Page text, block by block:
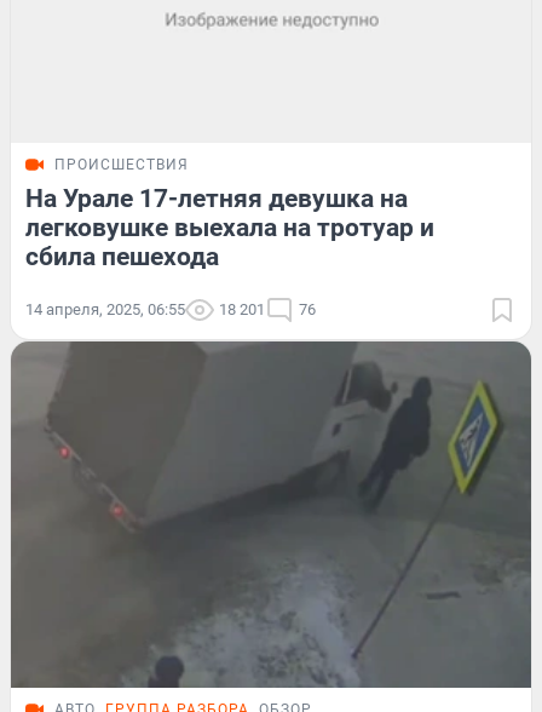
ПРОИСШЕСТВИЯ
На Урале 17-летняя девушка на
легковушке выехала на тротуар и
сбила пешехода
14 апреля, 2025, 06:55 18 201 76